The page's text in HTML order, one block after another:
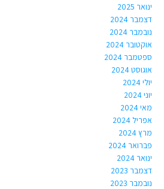
ינואר 2025
דצמבר 2024
נובמבר 2024
אוקטובר 2024
ספטמבר 2024
אוגוסט 2024
יולי 2024
יוני 2024
מאי 2024
אפריל 2024
מרץ 2024
פברואר 2024
ינואר 2024
דצמבר 2023
נובמבר 2023